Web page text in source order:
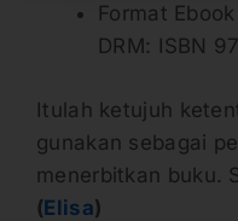
Format
DRM: ISBN
Itulah ketujuh
gunakan sebagai
menerbitkan buku.
(Elisa)